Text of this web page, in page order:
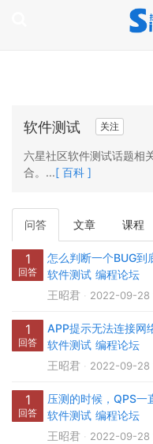
软件测试 关注
六星社区软件测试话题相
合。...[ 百科 ]
问答 文章 课程
1
回答
怎么判断一个BUG到
软件测试 编程论坛
王昭君
2022-09-28
1
回答
APP提示无法连接网
软件测试 编程论坛
王昭君
2022-09-28
1
回答
压测的时候，QPS一
软件测试 编程论坛
王昭君
2022-09-28